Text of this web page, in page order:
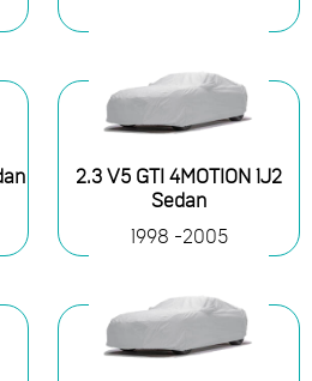
2.3 V5 GTI 4MOTION 1J2
Sedan
1998 -2005